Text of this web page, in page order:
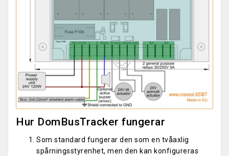
Hur DomBusTracker fungerar
Som standard fungerar den som en tvåaxlig
spårningsstyrenhet, men den kan konfigureras